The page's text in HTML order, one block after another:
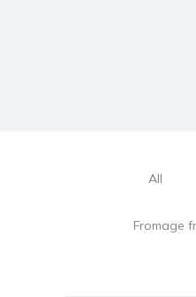
All
Fromage